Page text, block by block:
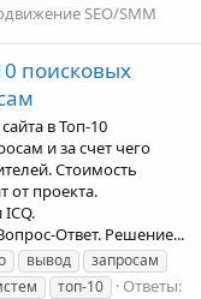
SEO/SMM
поисковых
в Топ-10
и за счет чего
Стоимость
от проекта.
Ответ. Решение...
вывод
запросам
топ-10
Ответы: